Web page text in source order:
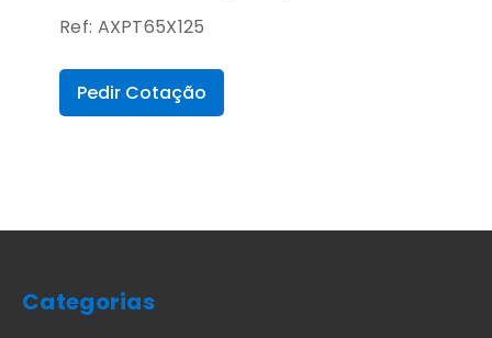
Ref: AXPT65X125
Pedir Cotação
Categorias